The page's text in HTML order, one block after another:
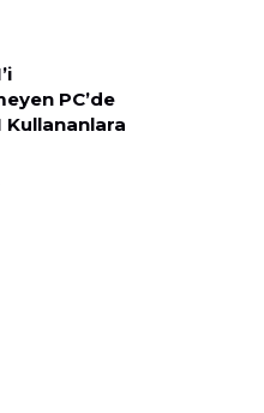
PC’de
Kullananlara